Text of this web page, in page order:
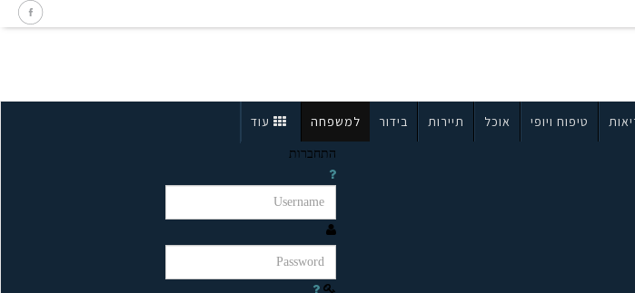
טיפוח ויופי אוכל תיירות בידור למשפחה עוד
התחברות